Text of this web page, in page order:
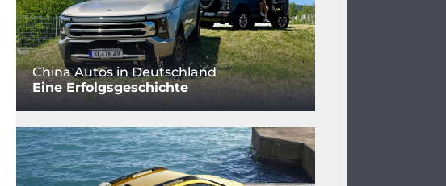
China Autos in Deutschland
Eine Erfolgsgeschichte